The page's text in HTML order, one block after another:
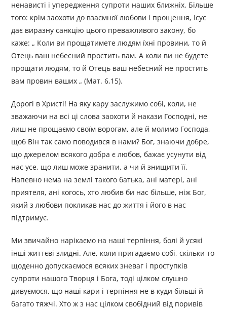
ненависті і упередження супроти наших ближніх. Більше
того: крім заохоти до взаємної любови і прощення, Ісус
дає виразну санкцію цього преважливого закону, бо
каже: „ Коли ви прощатимете людям їхні провини, то й
Отець ваш небесний простить вам. А коли ви не будете
прощати людям, то й Отець ваш небесний не простить
вам провин ваших „ (Мат. 6,15).
Дорогі в Христі! На яку кару заслужимо собі, коли, не
зважаючи на всі ці слова заохоти й накази Господні, не
лиш не прощаємо своїм ворогам, але й молимо Господа,
щоб Він так само поводився в нами? Бог, знаючи добре,
що джерелом всякого добра є любов, бажає усунути від
нас усе, що лиш може зранити, а чи й знищити її.
Напевно нема на землі такого батька, ані матері, ані
приятеля, ані когось, хто любив би нас більше, ніж Бог,
який з любови покликав нас до життя і його в нас
підтримує.
Ми звичайно нарікаємо на наші терпіння, болі й усякі
інші життєві злидні. Але, коли пригадаємо собі, скільки то
щоденно допускаємося всяких зневаг і проступків
супроти нашого Творця і Бога, тоді цілком слушно
дивуємося, що наші кари і терпіння не в куди більші й
багато тяжчі. Хто ж з нас цілком свобідний від поривів